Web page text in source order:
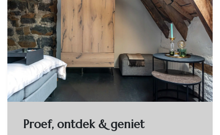
Proef, ontdek & geniet